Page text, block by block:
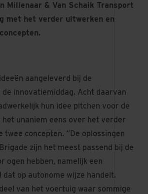
Millenaar & Van Schaik Transport
met het verder uitwerken en
aangeleverd bij de
innovatiemiddag. Acht daarvan
hun idee pitchen voor de
het unaniem eens over het verder
twee concepten. “De oplossingen
zijn het meest passend bij de
ogen hebben, namelijk een
dat op autonome wijze handelt.
van het voertuig waar sommige